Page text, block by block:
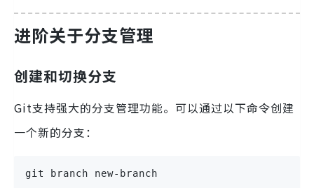
进阶关于分支管理
创建和切换分支
Git支持强大的分支管理功能。可以通过以下命令创建
一个新的分支：
git branch new-branch